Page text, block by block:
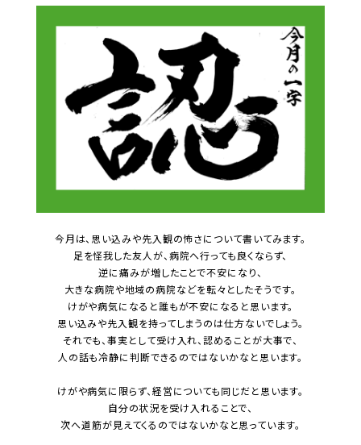
今月は、思い込みや先入観の怖さについて書いてみます。
足を怪我した友人が、病院へ行っても良くならず、
逆に痛みが増したことで不安になり、
大きな病院や地域の病院などを転々としたそうです。
けがや病気になると誰もが不安になると思います。
思い込みや先入観を持ってしまうのは仕方ないでしょう。
それでも、事実として受け入れ、認めることが大事で、
人の話も冷静に判断できるのではないかなと思います。
けがや病気に限らず、経営についても同じだと思います。
自分の状況を受け入れることで、
次へ道筋が見えてくるのではないかなと思っています。